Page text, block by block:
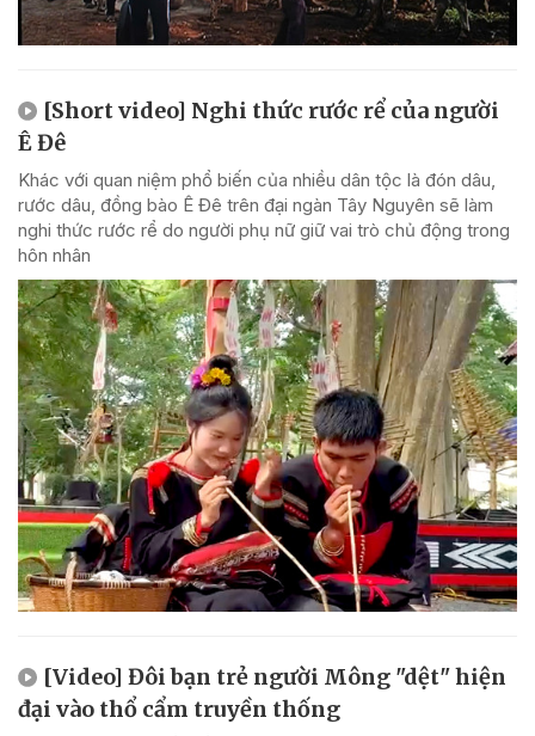
[Short video] Nghi thức rước rể của người
Ê Đê
Khác với quan niệm phổ biến của nhiều dân tộc là đón dâu,
rước dâu, đồng bào Ê Đê trên đại ngàn Tây Nguyên sẽ làm
nghi thức rước rể do người phụ nữ giữ vai trò chủ động trong
hôn nhân
[Video] Đôi bạn trẻ người Mông "dệt" hiện
đại vào thổ cẩm truyền thống